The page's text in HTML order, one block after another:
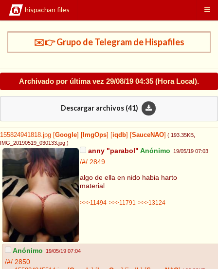
hispachan files
✉️👉 Grupo de Telegram de Hispafiles
Archivado por última vez 29/08/19 04:35 (Hora Local).
Descargar archivos (41)
155824941818.jpg Google ImgOps iqdb SauceNAO ( 193.35KB
IMG_20190519_030133.jpg )
anny "parabol" Anónimo 19/05/19 07:03
/#/ 2849
algo de ella en nido habia harto
material
>>>11494 >>>11791 >>>13124
Anónimo 19/05/19 07:04
/#/ 2850